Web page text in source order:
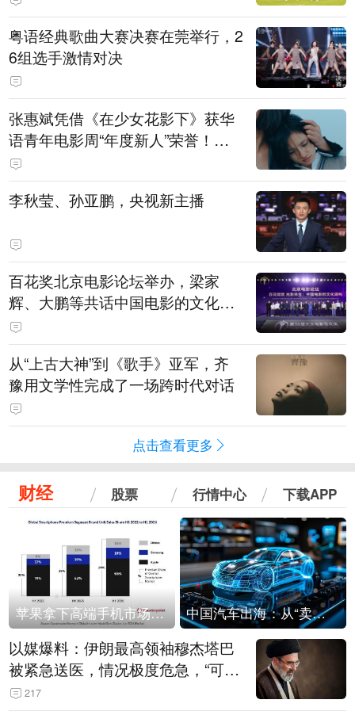
粤语经典歌曲大赛决赛在莞举行，2
6组选手激情对决
张惠斌凭借《在少女花影下》获华
语青年电影周“年度新人”荣誉！该
电影全程在广州取景，采用粤语对
白，主演均为广州本土演员
李秋莹、孙亚鹏，央视新主播
百花奖北京电影论坛举办，梁家
辉、大鹏等共话中国电影的文化建
构
从“上古大神”到《歌手》亚军，齐
豫用文学性完成了一场跨时代对话
点击查看更多
财经 股票 行情中心 下载APP
苹果拿下高端手机市场65%的份额：iPhone 17系列功不可没 中国汽车出海：从“卖出去”到“走进去”
以媒爆料：伊朗最高领袖穆杰塔巴
被紧急送医，情况极度危急，“可能
随时会死去”
217